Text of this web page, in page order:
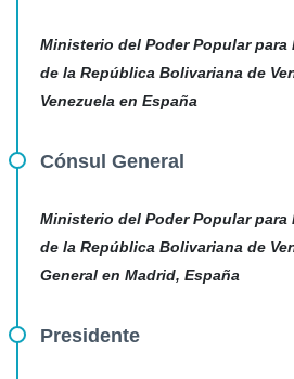
Ministerio del Poder Popular para
de la República Bolivariana de
Venezuela en España
Cónsul General
Ministerio del Poder Popular para
de la República Bolivariana de
General en Madrid, España
Presidente